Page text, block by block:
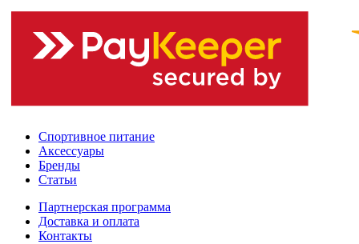
Спортивное питание
Аксессуары
Бренды
Статьи
Партнерская программа
Доставка и оплата
Контакты